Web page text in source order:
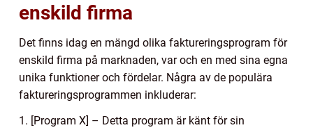
enskild firma
Det finns idag en mängd olika faktureringsprogram för
enskild firma på marknaden, var och en med sina egna
unika funktioner och fördelar. Några av de populära
faktureringsprogrammen inkluderar:
1. [Program X] – Detta program är känt för sin